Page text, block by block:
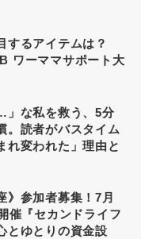
するアイテムは？
ワーママサポート大
」な私を救う、5分
。読者がバスタイム
れ変われた」理由と
》参加者募集！7月
催『セカンドライフ
とゆとりの資金設